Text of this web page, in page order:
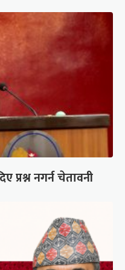
प्रश्न नगर्न चेतावनी